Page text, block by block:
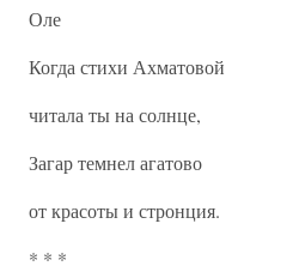
Оле
Когда стихи Ахматовой
читала ты на солнце,
Загар темнел агатово
от красоты и стронция.
* * *